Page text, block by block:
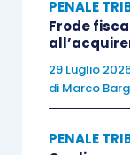
sentenza di
delle
all’asserita
cui non era
PENALE
Frode
29 Luglio
di Marco
PENALE